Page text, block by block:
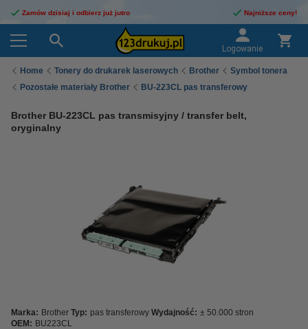
Zamów dzisiaj i odbierz już jutro Najniższe ceny!
Logowanie
Home Tonery do drukarek laserowych Brother
Symbol tonera
Pozostałe materiały Brother
BU-223CL pas transferowy
Brother BU-223CL pas transmisyjny / transfer belt,
oryginalny
Marka: Brother Typ: pas transferowy Wydajność: ± 50.000 stron
OEM: BU223CL